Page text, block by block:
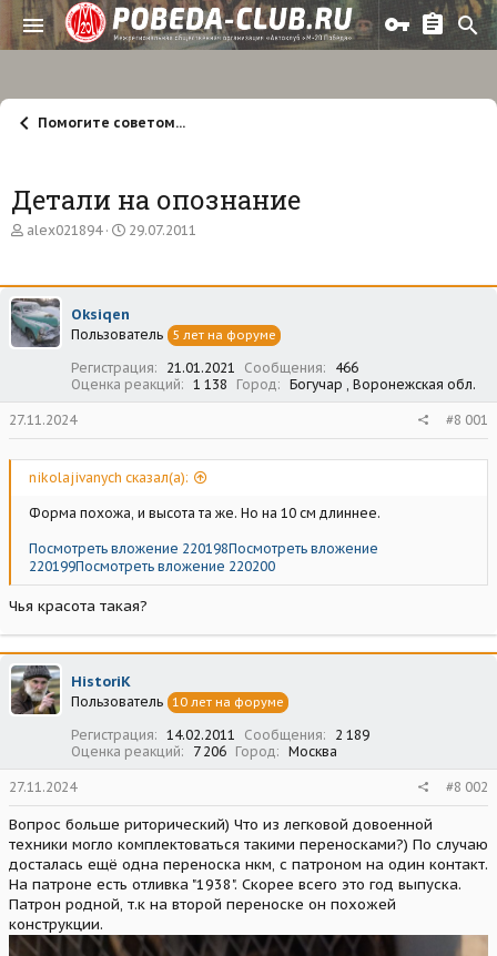
Помогите советом...
Детали на опознание
А
о
р
т
е
alex021894
Д
а
а
ч
л
а
29.07.2011
Oksiqen
Пользователь 5 лет на форуме
Регистрация 21.01.2021 Сообщения
466
Оценка реакций
1 138 Город Богучар , Воронежская обл.
27.11.2024 #8 001
nikolajivanych сказал(а):
Форма похожа, и высота та же. Но на 10 см длиннее.
Посмотреть вложение 220198Посмотреть вложение
220199Посмотреть вложение 220200
Чья красота такая?
HistoriK
Пользователь 10 лет на форуме
Регистрация 14.02.2011 Сообщения
2 189
Оценка реакций
7 206 Город Москва
27.11.2024 #8 002
Вопрос больше риторический) Что из легковой довоенной
техники могло комплектоваться такими переносками?) По случаю
досталась ещё одна переноска нкм, с патроном на один контакт.
На патроне есть отливка "1938". Скорее всего это год выпуска.
Патрон родной, т.к на второй переноске он похожей
конструкции.